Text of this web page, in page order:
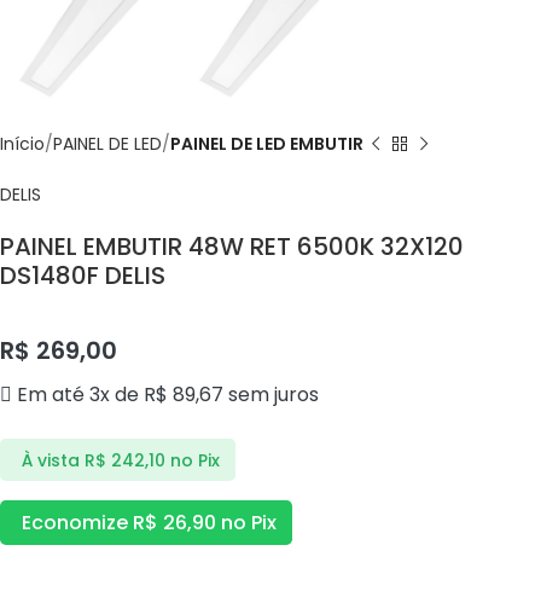
Início PAINEL DE LED PAINEL DE LED EMBUTIR
DELIS
PAINEL EMBUTIR 48W RET 6500K 32X120
DS1480F DELIS
R$ 269,00
Em até 3x de R$ 89,67 sem juros
À vista R$ 242,10 no Pix
Economize R$ 26,90 no Pix